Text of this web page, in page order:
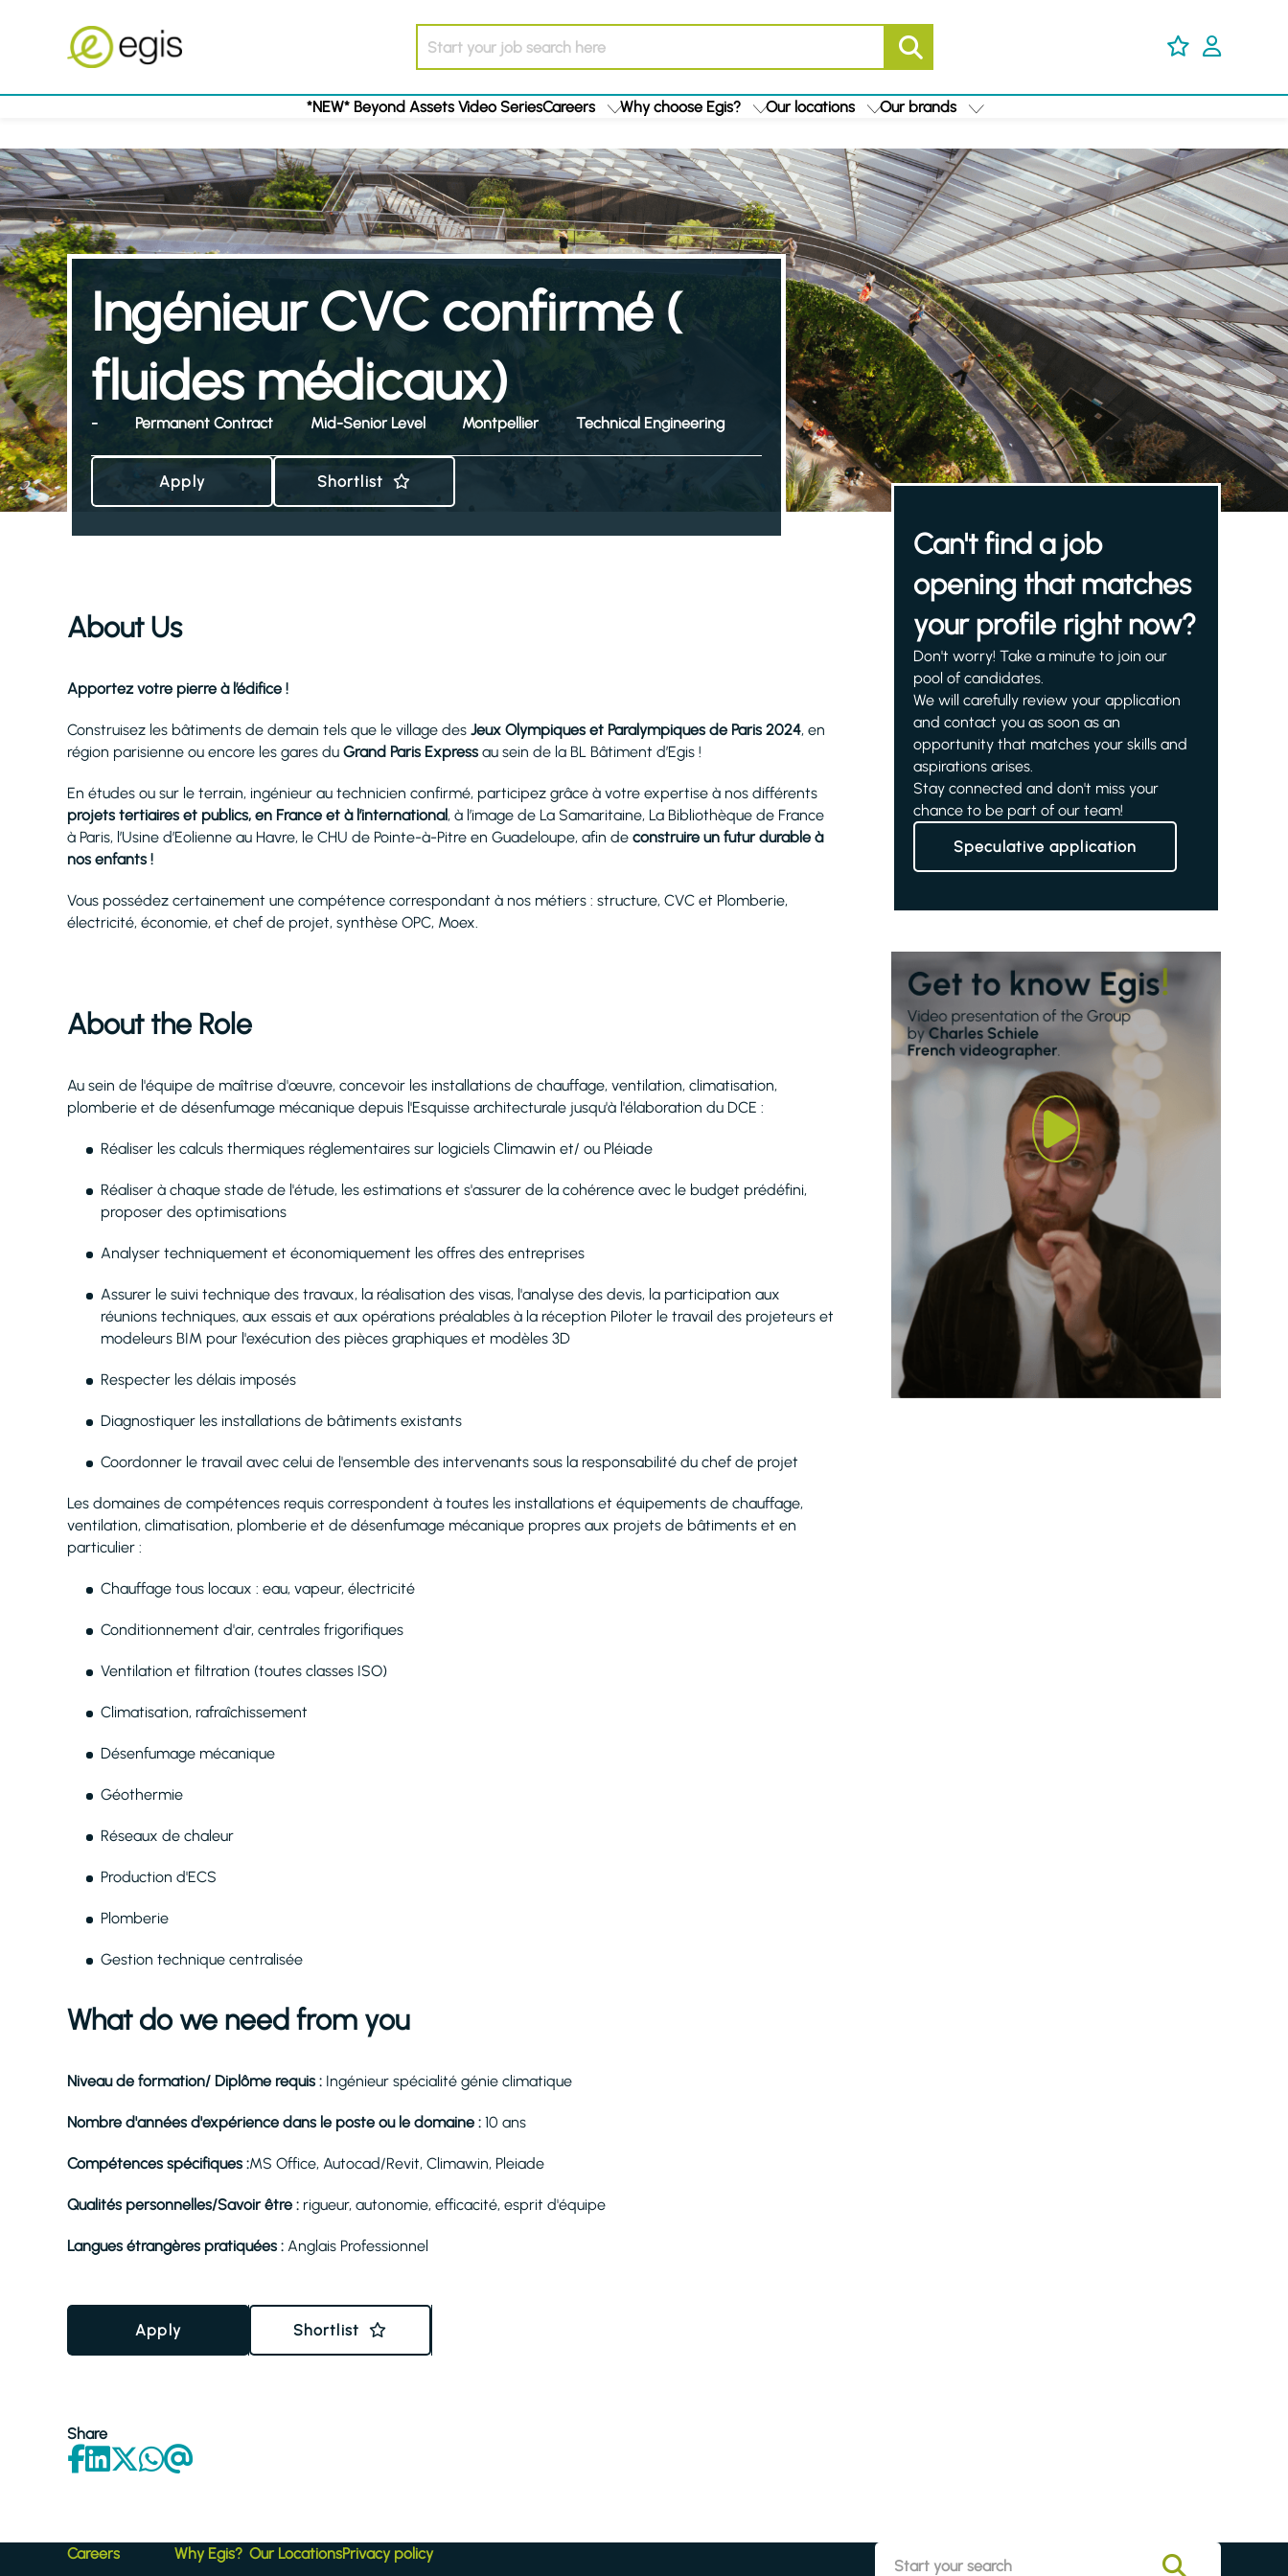
*NEW* Beyond Assets Video SeriesCareers Why choose Egis? Our locations Our brands
Ingénieur CVC confirmé (
fluides médicaux)
- Permanent Contract Mid-Senior Level Montpellier Technical Engineering
Apply Shortlist
About Us
Apportez votre pierre à l’édifice !
Construisez les bâtiments de demain tels que le village des Jeux Olympiques et Paralympiques de Paris 2024, en
région parisienne ou encore les gares du Grand Paris Express au sein de la BL Bâtiment d’Egis !
En études ou sur le terrain, ingénieur au technicien confirmé, participez grâce à votre expertise à nos différents
projets tertiaires et publics, en France et à l’international, à l’image de La Samaritaine, La Bibliothèque de France
à Paris, l’Usine d’Eolienne au Havre, le CHU de Pointe-à-Pitre en Guadeloupe, afin de construire un futur durable à
nos enfants !
Vous possédez certainement une compétence correspondant à nos métiers : structure, CVC et Plomberie,
électricité, économie, et chef de projet, synthèse OPC, Moex.
About the Role
Au sein de l'équipe de maîtrise d'œuvre, concevoir les installations de chauffage, ventilation, climatisation,
plomberie et de désenfumage mécanique depuis l'Esquisse architecturale jusqu'à l'élaboration du DCE :
Réaliser les calculs thermiques réglementaires sur logiciels Climawin et/ ou Pléiade
Réaliser à chaque stade de l'étude, les estimations et s'assurer de la cohérence avec le budget prédéfini,
proposer des optimisations
Analyser techniquement et économiquement les offres des entreprises
Assurer le suivi technique des travaux, la réalisation des visas, l'analyse des devis, la participation aux
réunions techniques, aux essais et aux opérations préalables à la réception Piloter le travail des projeteurs et
modeleurs BIM pour l'exécution des pièces graphiques et modèles 3D
Respecter les délais imposés
Diagnostiquer les installations de bâtiments existants
Coordonner le travail avec celui de l'ensemble des intervenants sous la responsabilité du chef de projet
Les domaines de compétences requis correspondent à toutes les installations et équipements de chauffage,
ventilation, climatisation, plomberie et de désenfumage mécanique propres aux projets de bâtiments et en
particulier :
Chauffage tous locaux : eau, vapeur, électricité
Conditionnement d'air, centrales frigorifiques
Ventilation et filtration (toutes classes ISO)
Climatisation, rafraîchissement
Désenfumage mécanique
Géothermie
Réseaux de chaleur
Production d'ECS
Plomberie
Gestion technique centralisée
What do we need from you
Niveau de formation/ Diplôme requis : Ingénieur spécialité génie climatique
Nombre d'années d'expérience dans le poste ou le domaine : 10 ans
Compétences spécifiques :MS Office, Autocad/Revit, Climawin, Pleiade
Qualités personnelles/Savoir être : rigueur, autonomie, efficacité, esprit d'équipe
Langues étrangères pratiquées : Anglais Professionnel
Apply Shortlist
Share
Can't find a job
opening that matches
your profile right now?
Don't worry! Take a minute to join our
pool of candidates.
We will carefully review your application
and contact you as soon as an
opportunity that matches your skills and
aspirations arises.
Stay connected and don't miss your
chance to be part of our team!
Speculative application
Careers Why Egis? Our LocationsPrivacy policy